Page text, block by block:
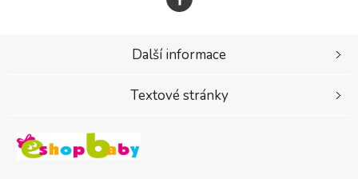
Další informace
Textové stránky